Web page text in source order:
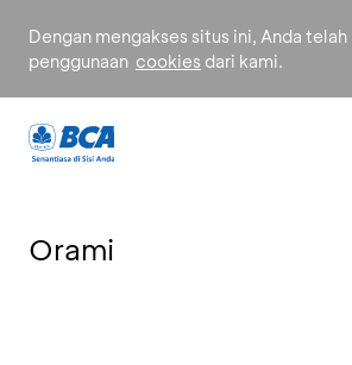
Dengan mengakses situs ini, Anda
penggunaan cookies dari kami.
Orami